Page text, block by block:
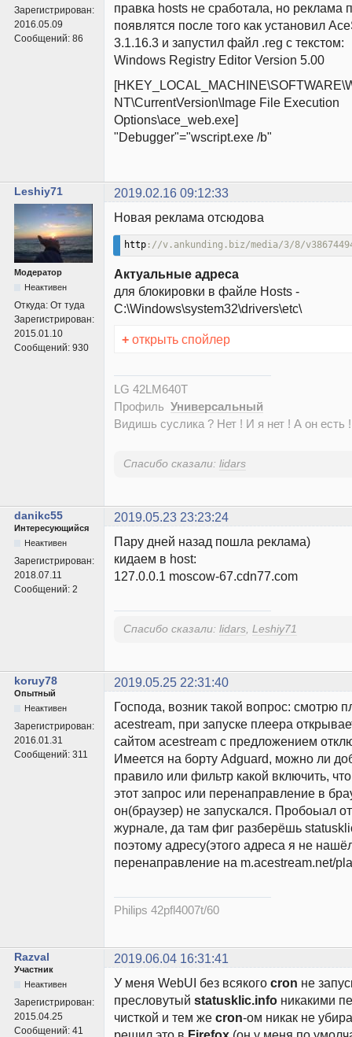
Зарегистрирован:
2016.05.09
Сообщений: 86
правка hosts не сработала, но реклама
появлятся после того как установил
3.1.16.3 и запустил файл .reg с текстом:
Windows Registry Editor Version 5.00
NT\CurrentVersion\Image File Execution
Options\ace_web.exe]
"Debugger"="wscript.exe /b"
Leshiy71 2019.02.16 09:12:33
Модератор
Неактивен
Откуда: От туда
Зарегистрирован:
2015.01.10
Сообщений: 930
Новая реклама отсюдова
http://v.ankunding.biz/media/3/8/
Актуальные адреса
для блокировки в файле Hosts -
С:\Windows\system32\drivers\etc\
+ открыть спойлер
LG 42LM640T
Профиль Универсальный
Видишь суслика ? Нет ! И я нет ! А он есть
Спасибо сказали: lidars
danikc55 2019.05.23 23:23:24
Интересующийся
Неактивен
Зарегистрирован:
2018.07.11
Сообщений: 2
Пару дней назад пошла реклама)
кидаем в host:
127.0.0.1 moscow-67.cdn77.com
Спасибо сказали: lidars Leshiy71
koruy78 2019.05.25 22:31:40
Опытный
Неактивен
Зарегистрирован:
2016.01.31
Сообщений: 311
Господа, возник такой вопрос: смотрю
acestream, при запуске плеера
сайтом acestream с предложением
Имеется на борту Adguard, можно ли
правило или фильтр какой включить,
этот запрос или перенаправление в
он(браузер) не запускался. Пробоыал
журнале, да там фиг разберёшь
поэтому адресу(этого адреса я не
перенаправление на m.acestream.net/
Philips 42pfl4007t/60
Razval 2019.06.04 16:31:41
Участник
Неактивен
Зарегистрирован:
2015.04.25
Сообщений: 41
У меня WebUI без всякого cron не
пресловутый statusklic.info никакими
чисткой и тем же cron-ом никак не